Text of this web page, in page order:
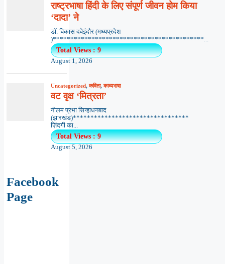
राष्ट्रभाषा हिंदी के लिए संपूर्ण जीवन होम किया
‘दादा’ ने
डॉ. विकास दवेइंदौर (मध्यप्रदेश
)*******************************************...
Total Views : 9
August 1, 2026
Uncategorized,कविता,काव्यभाषा
वट वृक्ष ‘मित्रता’
नीलम प्रभा सिन्हाधनबाद
(झारखंड)*********************************
ज़िंदगी का...
Total Views : 9
August 5, 2026
Facebook
Page